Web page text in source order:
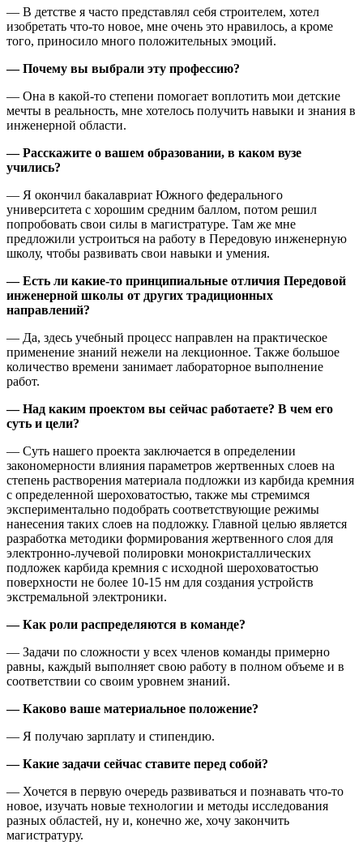
— В детстве я часто представлял себя строителем, хотел
изобретать что-то новое, мне очень это нравилось, а кроме
того, приносило много положительных эмоций.
— Почему вы выбрали эту профессию?
— Она в какой-то степени помогает воплотить мои детские
мечты в реальность, мне хотелось получить навыки и знания в
инженерной области.
— Расскажите о вашем образовании, в каком вузе
учились?
— Я окончил бакалавриат Южного федерального
университета с хорошим средним баллом, потом решил
попробовать свои силы в магистратуре. Там же мне
предложили устроиться на работу в Передовую инженерную
школу, чтобы развивать свои навыки и умения.
— Есть ли какие-то принципиальные отличия Передовой
инженерной школы от других традиционных
направлений?
— Да, здесь учебный процесс направлен на практическое
применение знаний нежели на лекционное. Также большое
количество времени занимает лабораторное выполнение
работ.
— Над каким проектом вы сейчас работаете? В чем его
суть и цели?
— Суть нашего проекта заключается в определении
закономерности влияния параметров жертвенных слоев на
степень растворения материала подложки из карбида кремния
с определенной шероховатостью, также мы стремимся
экспериментально подобрать соответствующие режимы
нанесения таких слоев на подложку. Главной целью является
разработка методики формирования жертвенного слоя для
электронно-лучевой полировки монокристаллических
подложек карбида кремния с исходной шероховатостью
поверхности не более 10-15 нм для создания устройств
экстремальной электроники.
— Как роли распределяются в команде?
— Задачи по сложности у всех членов команды примерно
равны, каждый выполняет свою работу в полном объеме и в
соответствии со своим уровнем знаний.
— Каково ваше материальное положение?
— Я получаю зарплату и стипендию.
— Какие задачи сейчас ставите перед собой?
— Хочется в первую очередь развиваться и познавать что-то
новое, изучать новые технологии и методы исследования
разных областей, ну и, конечно же, хочу закончить
магистратуру.